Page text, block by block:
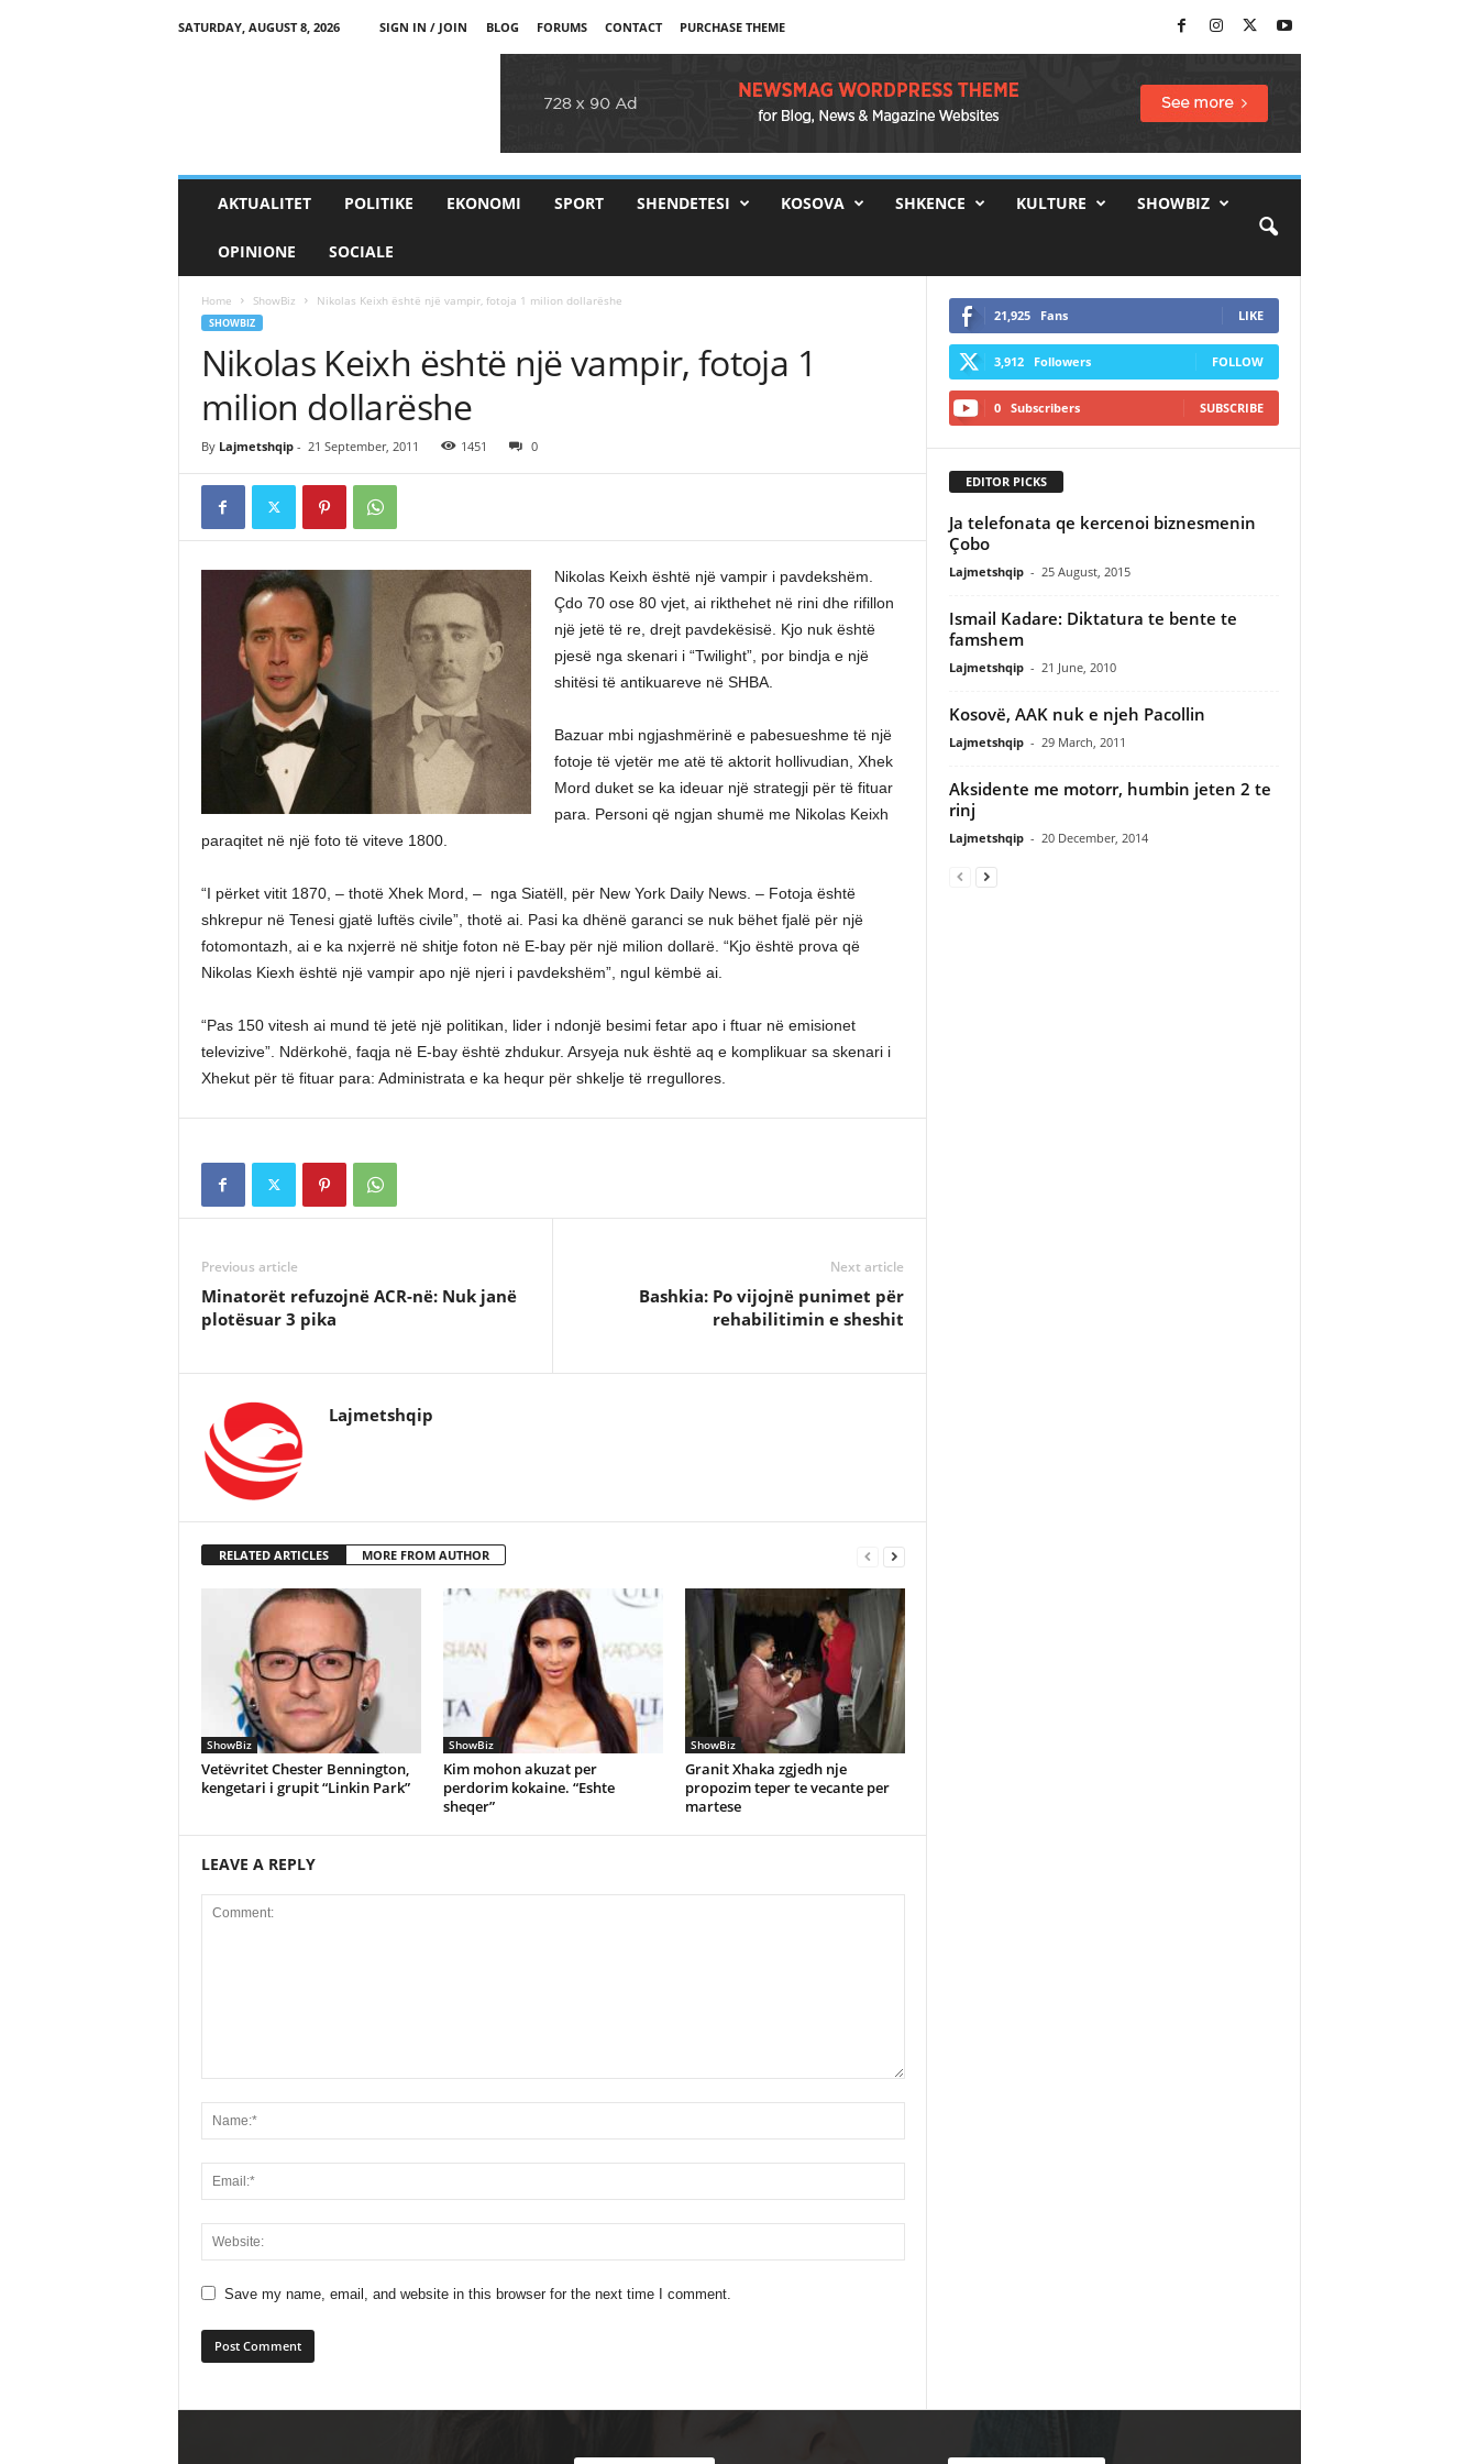
SATURDAY, AUGUST 8, 2026 SIGN IN / JOIN BLOG FORUMS CONTACT PURCHASE THEME
AKTUALITET POLITIKE EKONOMI SPORT SHENDETESI KOSOVA SHKENCE KULTURE SHOWBIZ
OPINIONE SOCIALE
Home ShowBiz Nikolas Keixh është një vampir, fotoja 1 milion dollarëshe
SHOWBIZ
Nikolas Keixh është një vampir, fotoja 1
milion dollarëshe
By Lajmetshqip- 21 September, 2011 1451 0
Nikolas Keixh është një vampir i pavdekshëm.
Çdo 70 ose 80 vjet, ai rikthehet në rini dhe rifillon
një jetë të re, drejt pavdekësisë. Kjo nuk është
pjesë nga skenari i “Twilight”, por bindja e një
shitësi të antikuareve në SHBA.
Bazuar mbi ngjashmërinë e pabesueshme të një
fotoje të vjetër me atë të aktorit hollivudian, Xhek
Mord duket se ka ideuar një strategji për të fituar
para. Personi që ngjan shumë me Nikolas Keixh
paraqitet në një foto të viteve 1800.
“I përket vitit 1870, – thotë Xhek Mord, – nga Siatëll, për New York Daily News. – Fotoja është
shkrepur në Tenesi gjatë luftës civile”, thotë ai. Pasi ka dhënë garanci se nuk bëhet fjalë për një
fotomontazh, ai e ka nxjerrë në shitje foton në E-bay për një milion dollarë. “Kjo është prova që
Nikolas Kiexh është një vampir apo një njeri i pavdekshëm”, ngul këmbë ai.
“Pas 150 vitesh ai mund të jetë një politikan, lider i ndonjë besimi fetar apo i ftuar në emisionet
televizive”. Ndërkohë, faqja në E-bay është zhdukur. Arsyeja nuk është aq e komplikuar sa skenari i
Xhekut për të fituar para: Administrata e ka hequr për shkelje të rregullores.
Previous article
Minatorët refuzojnë ACR-në: Nuk janë
plotësuar 3 pika
Next article
Bashkia: Po vijojnë punimet për
rehabilitimin e sheshit
Lajmetshqip
RELATED ARTICLES MORE FROM AUTHOR
ShowBiz
Vetëvritet Chester Bennington,
kengetari i grupit “Linkin Park”
ShowBiz
Kim mohon akuzat per
perdorim kokaine. “Eshte
sheqer”
ShowBiz
Granit Xhaka zgjedh nje
propozim teper te vecante per
martese
LEAVE A REPLY
Save my name, email, and website in this browser for the next time I comment.
21,925 Fans LIKE
3,912 Followers FOLLOW
0 Subscribers SUBSCRIBE
EDITOR PICKS
Ja telefonata qe kercenoi biznesmenin
Çobo
Lajmetshqip - 25 August, 2015
Ismail Kadare: Diktatura te bente te
famshem
Lajmetshqip - 21 June, 2010
Kosovë, AAK nuk e njeh Pacollin
Lajmetshqip - 29 March, 2011
Aksidente me motorr, humbin jeten 2 te
rinj
Lajmetshqip - 20 December, 2014